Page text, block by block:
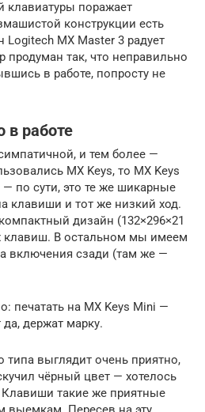
поражает
конструкции есть
MX Master 3 радует
продуман так, что неправильно
в работе, попросту не
в работе
и тем более —
MX Keys, то MX Keys
по сути, это те же шикарные
клавиши и тот же низкий ход.
дизайн (132×296×21
клавиш. В остальном мы имеем
включения сзади (там же —
печатать на MX Keys Mini —
держат марку.
типа выглядит очень приятно,
чёрный цвет — хотелось
Клавиши такие же приятные